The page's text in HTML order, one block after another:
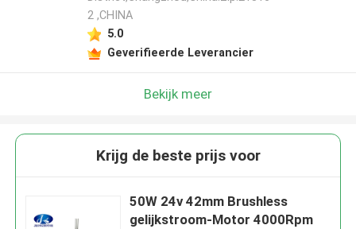
2 ,CHINA
5.0
Geverifieerde Leverancier
Bekijk meer
Krijg de beste prijs voor
50W 24v 42mm Brushless
gelijkstroom-Motor 4000Rpm